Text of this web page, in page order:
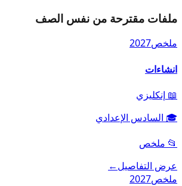
ملفات مقترحة من نفس الصف
ملخص2027
انشاءات
📖 إنكليزي
🎓 السادس الإعدادي
📂 ملخص
عرض التفاصيل←
ملخص2027